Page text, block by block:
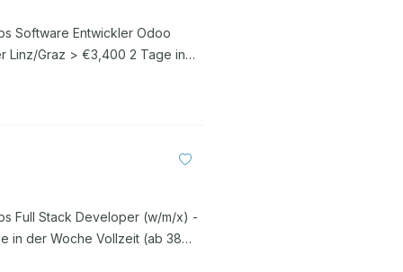
Software Entwickler Odoo
Linz/Graz > €3,400 2 Tage in
Minuten ist alles erledigt.
wechselnder Projektteams und
in ...
Full Stack Developer (w/m/x) -
in der Woche Vollzeit (ab 38